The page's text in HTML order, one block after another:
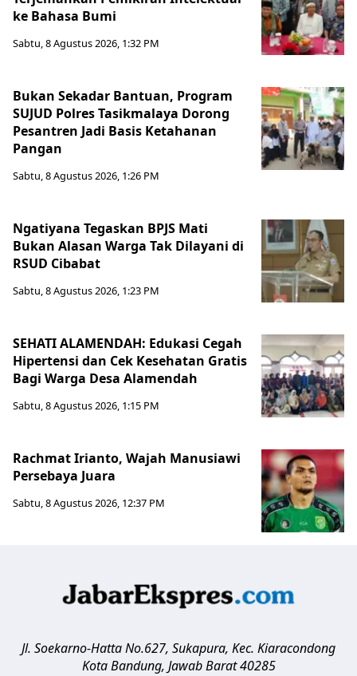
ke Bahasa Bumi
Sabtu, 8 Agustus 2026, 1:32 PM
Bukan Sekadar Bantuan, Program
SUJUD Polres Tasikmalaya Dorong
Pesantren Jadi Basis Ketahanan
Pangan
Sabtu, 8 Agustus 2026, 1:26 PM
Ngatiyana Tegaskan BPJS Mati
Bukan Alasan Warga Tak Dilayani di
RSUD Cibabat
Sabtu, 8 Agustus 2026, 1:23 PM
SEHATI ALAMENDAH: Edukasi Cegah
Hipertensi dan Cek Kesehatan Gratis
Bagi Warga Desa Alamendah
Sabtu, 8 Agustus 2026, 1:15 PM
Rachmat Irianto, Wajah Manusiawi
Persebaya Juara
Sabtu, 8 Agustus 2026, 12:37 PM
Jl. Soekarno-Hatta No.627, Sukapura, Kec. Kiaracondong
Kota Bandung, Jawab Barat 40285